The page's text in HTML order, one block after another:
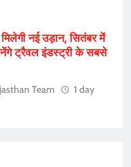
नई उड़ान, सितंबर में
ट्रैवल इंडस्ट्री के सबसे
Team
1 day